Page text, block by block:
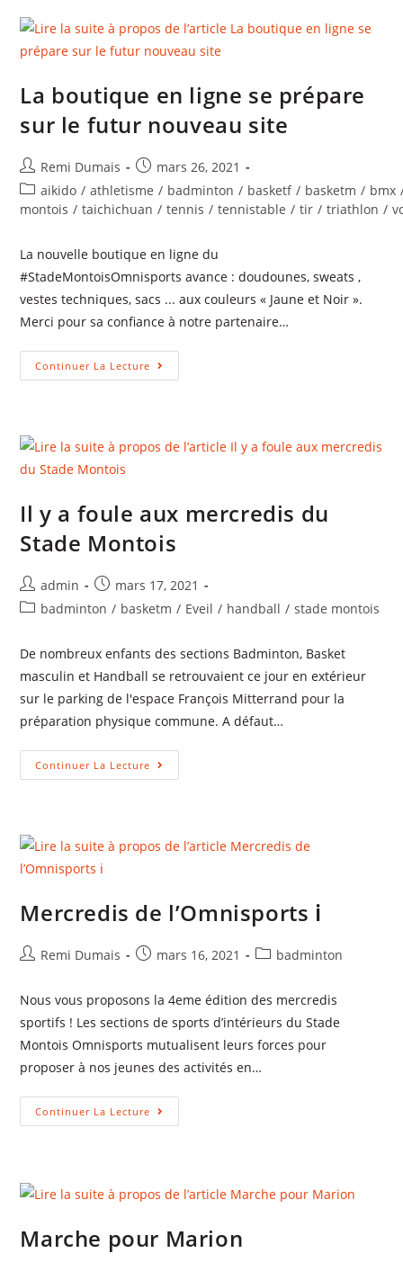
La boutique en ligne se prépare
sur le futur nouveau site
Remi Dumais
mars 26, 2021
aikido / athletisme / badminton / basketf / basketm / bmx
montois / taichichuan / tennis / tennistable / tir / triathlon /
La nouvelle boutique en ligne du
#StadeMontoisOmnisports avance : doudounes, sweats ,
vestes techniques, sacs ... aux couleurs « Jaune et Noir ».
Merci pour sa confiance à notre partenaire…
Continuer La Lecture
Il y a foule aux mercredis du
Stade Montois
admin
mars 17, 2021
badminton / basketm / Eveil / handball / stade montois
De nombreux enfants des sections Badminton, Basket
masculin et Handball se retrouvaient ce jour en extérieur
sur le parking de l'espace François Mitterrand pour la
préparation physique commune. A défaut…
Continuer La Lecture
Mercredis de l’Omnisports ℹ️
Remi Dumais mars 16, 2021 badminton
Nous vous proposons la 4eme édition des mercredis
sportifs ! Les sections de sports d’intérieurs du Stade
Montois Omnisports mutualisent leurs forces pour
proposer à nos jeunes des activités en…
Continuer La Lecture
Marche pour Marion